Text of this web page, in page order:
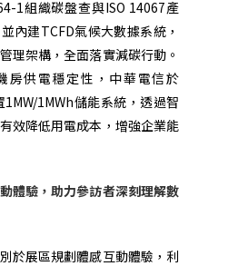
1組織碳盤查與ISO 14067產
內建TCFD氣候大數據系統，
理架構，全面落實減碳行動。
房供電穩定性，中華電信於
1MW/1MWh儲能系統，透過智
效降低用電成本，增強企業能
體驗，助力參訪者深刻理解數
於展區規劃體感互動體驗，利